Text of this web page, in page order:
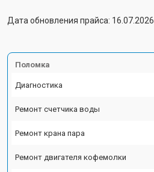
Дата обновления прайса: 16.07.2026
Поломка
Диагностика
Ремонт счетчика воды
Ремонт крана пара
Ремонт двигателя кофемолки